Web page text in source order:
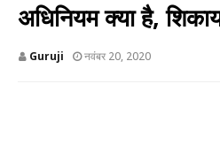
अधिनियम क्या है,
Guruji नवंबर 20, 2020